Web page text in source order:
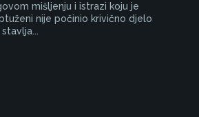
mišljenju i istrazi koju je
nije počinio krivično djelo